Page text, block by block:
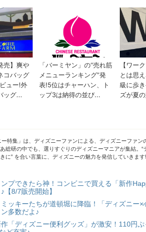
ー特集」は、ディズニーファンによる、ディズニーファン
総研の中でも、選りすぐりのディズニーマニアが集結。“
に” を合い言葉に、ディズニーの魅力を発信していきます!
ンプできたら神！コンビニで買える「新作
【8/7販売開始】
ミッキーたちが道頓堀に降臨！「ディズニー×
多数だよ♪
作「ディズニー便利グッズ」が激安！110円